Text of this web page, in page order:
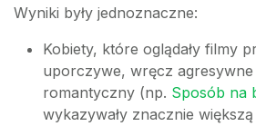
Wyniki były jednoznaczne:
Kobiety, które oglądały filmy
uporczywe, wręcz
romantyczny (np. Sposób na
wykazywały znacznie